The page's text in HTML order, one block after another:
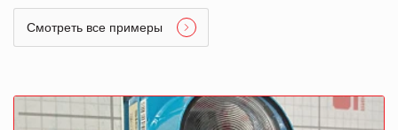
Смотреть все примеры